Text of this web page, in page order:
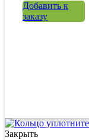
Добавить к
заказу
Закрыть